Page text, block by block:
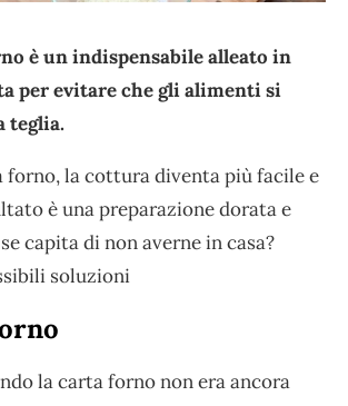
è un indispensabile alleato in
per evitare che gli alimenti si
teglia.
forno, la cottura diventa più facile e
è una preparazione dorata e
capita di non averne in casa?
soluzioni
la carta forno non era ancora